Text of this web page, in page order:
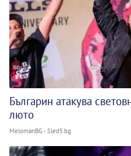
Българин атакува
люто
MelomanBG - Sled5.bg